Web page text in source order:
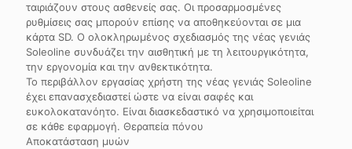
ταιριάζουν στους ασθενείς σας. Οι προσαρμοσμένες
ρυθμίσεις σας μπορούν επίσης να αποθηκεύονται σε μια
κάρτα SD. Ο ολοκληρωμένος σχεδιασμός της νέας γενιάς
Soleoline συνδυάζει την αισθητική με τη λειτουργικότητα,
την εργονομία και την ανθεκτικότητα.
Το περιβάλλον εργασίας χρήστη της νέας γενιάς Soleoline
έχει επανασχεδιαστεί ώστε να είναι σαφές και
ευκολοκατανόητο. Είναι διασκεδαστικό να χρησιμοποιείται
σε κάθε εφαρμογή. Θεραπεία πόνου
Αποκατάσταση μυών